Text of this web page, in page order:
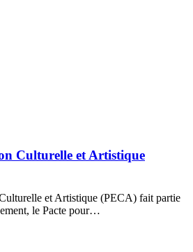
Culturelle et Artistique
et Artistique (PECA) fait partie
le Pacte pour…